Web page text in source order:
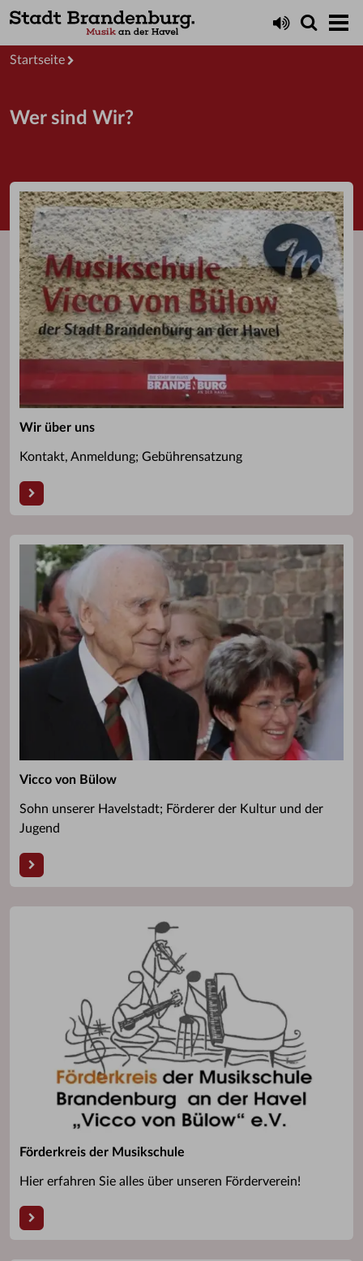
Startseite
Wer sind Wir?
Wir über uns
Kontakt, Anmeldung; Gebührensatzung
Vicco von Bülow
Sohn unserer Havelstadt; Förderer der Kultur und der
Jugend
Förderkreis der Musikschule
Hier erfahren Sie alles über unseren Förderverein!